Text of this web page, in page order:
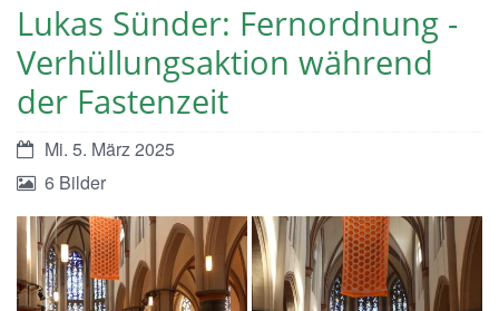
Lukas Sünder: Fernordnung -
Verhüllungsaktion während
der Fastenzeit
Mi. 5. März 2025
6 Bilder